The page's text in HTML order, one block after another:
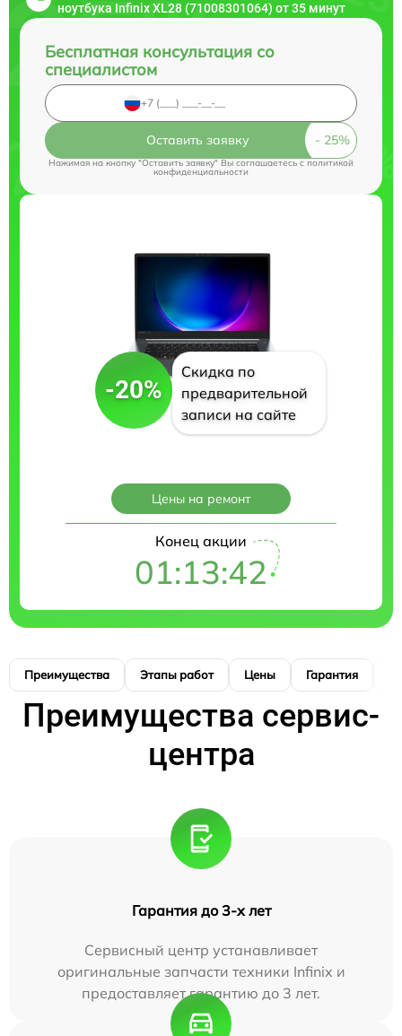
ноутбука Infinix XL28 (71008301064) от 35 минут
Бесплатная консультация со
специалистом
Оставить заявку
Нажимая на кнопку "Оставить заявку" Вы соглашаетесь cполитикой
конфиденциальности
-20%
Скидка по
предварительной
записи на сайте
Цены на ремонт
Конец акции
01:13:41
Преимущества Этапы работ Цены Гарантия
Преимущества сервис-
центра
Гарантия до 3-х лет
Сервисный центр устанавливает
оригинальные запчасти техники Infinix и
предоставляет гарантию до 3 лет.